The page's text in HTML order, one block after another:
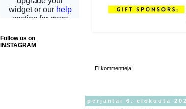
Ei kommentteja:
perjantai 6. elokuuta
Follow us on
INSTAGRAM!